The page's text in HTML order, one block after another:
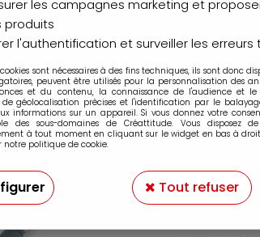
Marqueurs à alcool Copic Ciao>COPIC
Soyez le
5,89
les campagnes marketing et
produits
l'authentification et surveiller les erreurs
sont nécessaires à des fins techniques, ils sont donc
peuvent être utilisés pour la personnalisation des
et du contenu, la connaissance de l'audience et
de géolocalisation précises et l'identification par le
informations sur un appareil. Si vous donnez votre
des sous-domaines de Créattitude. Vous disposez
à tout moment en cliquant sur le widget en bas à
notre politique de cookie.
Tout refuser